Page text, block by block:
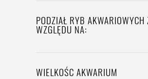
PODZIAŁ RYB AKWARIOWYCH
WZGLĘDU NA:
WIELKOŚC AKWARIUM